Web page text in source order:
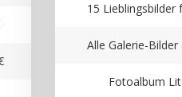
15
Alle Galerie-
Fotoalbum